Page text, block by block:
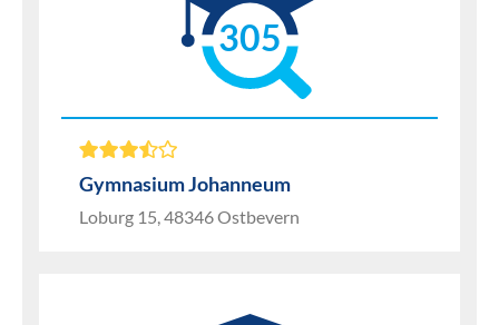
305
Gymnasium Johanneum
Loburg 15, 48346 Ostbevern